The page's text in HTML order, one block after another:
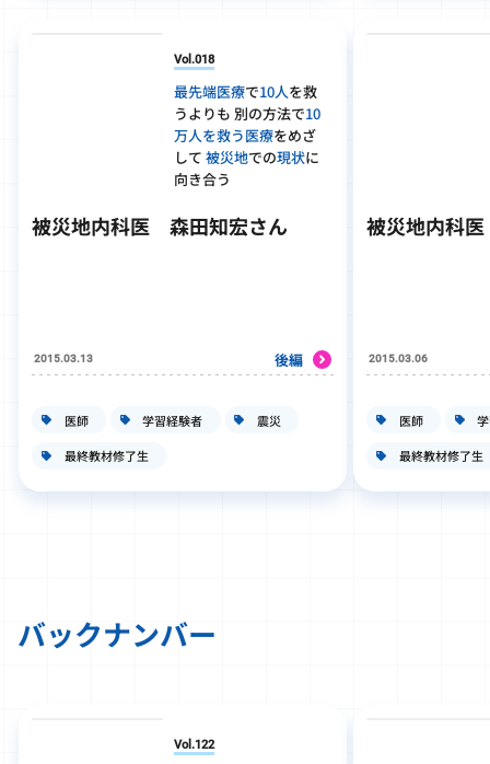
Vol.018
最先端医療で10人を救
うよりも 別の方法で10
万人を救う医療をめざ
して 被災地での現状に
向き合う
被災地内科医 森田知宏さん
2015.03.13 後編
医師 学習経験者 震災
最終教材修了生
被災地内科
2015.03.06
医師
最終教材修了生
バックナンバー
Vol.122